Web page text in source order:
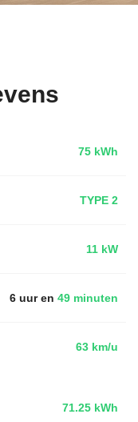
75 kWh
TYPE 2
11 kW
6 uur en 49 minuten
63 km/u
71.25 kWh